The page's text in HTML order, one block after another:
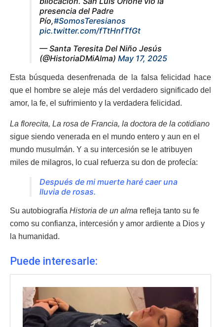
presencia del Padre
Pío,#SomosTeresianos
pic.twitter.com/fTtHnfTfGt
— Santa Teresita Del Niño Jesús
(@HistoriaDMiAlma) May 17, 2025
Esta búsqueda desenfrenada de la falsa felicidad hace
que el hombre se aleje más del verdadero significado del
amor, la fe, el sufrimiento y la verdadera felicidad.
La florecita, La rosa de Francia, la doctora de la cotidiano
sigue siendo venerada en el mundo entero y aun en el
mundo musulmán. Y a su intercesión se le atribuyen
miles de milagros, lo cual refuerza su don de profecía:
Después de mi muerte haré caer una
lluvia de rosas.
Su autobiografía Historia de un alma refleja tanto su fe
como su confianza, intercesión y amor ardiente a Dios y
la humanidad.
Puede interesarle: